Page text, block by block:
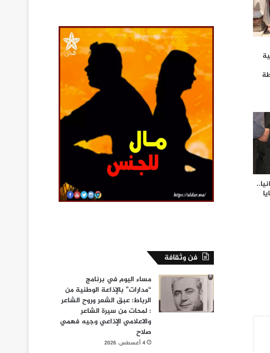
فن وثقافة
مساء اليوم في برنامج
“مدارات” بالإذاعة الوطنية من
الرباط: عبق الشعر وروح الشاعر
: لمحات من سيرة الشاعر
والاعلامي الإذاعي وجيه فهمي
صلاح
4 أغسطس، 2026